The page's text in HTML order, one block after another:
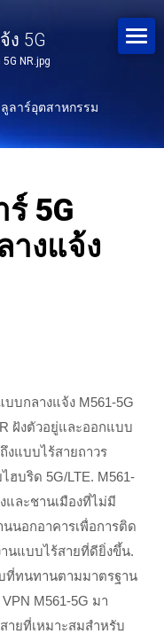
ง 5G
NR.jpg
ลูลาร์อุตสาหกรรม
ร์ 5G
างแจ้ง
บบกลางแจ้ง M561-5G
ฝังตัวอยู่และออกแบบ
งแบบไร้สายถาวร
ฮบริด 5G/LTE. M561-
และชานเมืองที่ไม่มี
นอกอาคารเพื่อการติด
นแบบไร้สายที่ดียิ่งขึ้น.
ที่ทนทานตามมาตรฐาน
M561-5G มา
ายที่เหมาะสมสำหรับ